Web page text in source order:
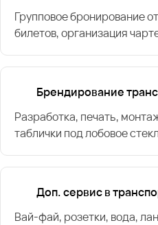
Групповое бронирование
билетов, организация
Брендирование
Разработка, печать,
таблички под лобовое
Доп. сервис в
Вай-фай, розетки, вода,